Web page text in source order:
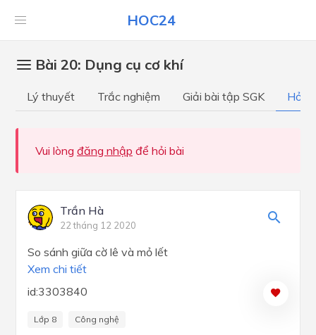
HOC24
Bài 20: Dụng cụ cơ khí
Lý thuyết Trắc nghiệm Giải bài tập SGK Hỏi
Vui lòng đăng nhập để hỏi bài
Trần Hà
22 tháng 12 2020
So sánh giữa cờ lê và mỏ lết
Xem chi tiết
id:3303840
Lớp 8 Công nghệ